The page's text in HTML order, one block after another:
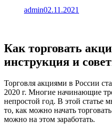
admin02.11.2021
Как торговать
инструкция и
Торговля акциями в России
2020 г. Многие начинающие
непростой год. В этой статье
то, как можно начать
можно на этом заработать.